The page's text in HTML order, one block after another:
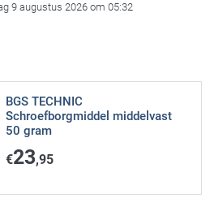
9 augustus 2026 om 05:32
BGS TECHNIC
Schroefborgmiddel middelvast
50 gram
€23,95